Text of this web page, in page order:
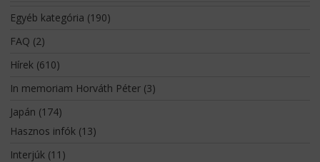
Egyéb kategória (190)
FAQ (2)
Hírek(610)
In memoriam Horváth Péter(3)
Japán (174)
Hasznos infók(13)
Interjúk(11)